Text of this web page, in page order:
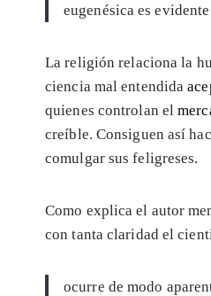
eugenésica es
La religión relaciona la
ciencia mal entendida
quienes controlan el
creíble. Consiguen así
comulgar sus feligreses.
Como explica el autor
con tanta claridad el
ocurre de modo